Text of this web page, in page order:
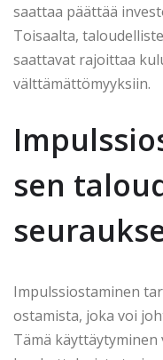
saattaa päättää
Toisaalta,
saattavat rajoittaa
välttämättömyyksiin.
sen
Impulssiostaminen
ostamista, joka voi
Tämä